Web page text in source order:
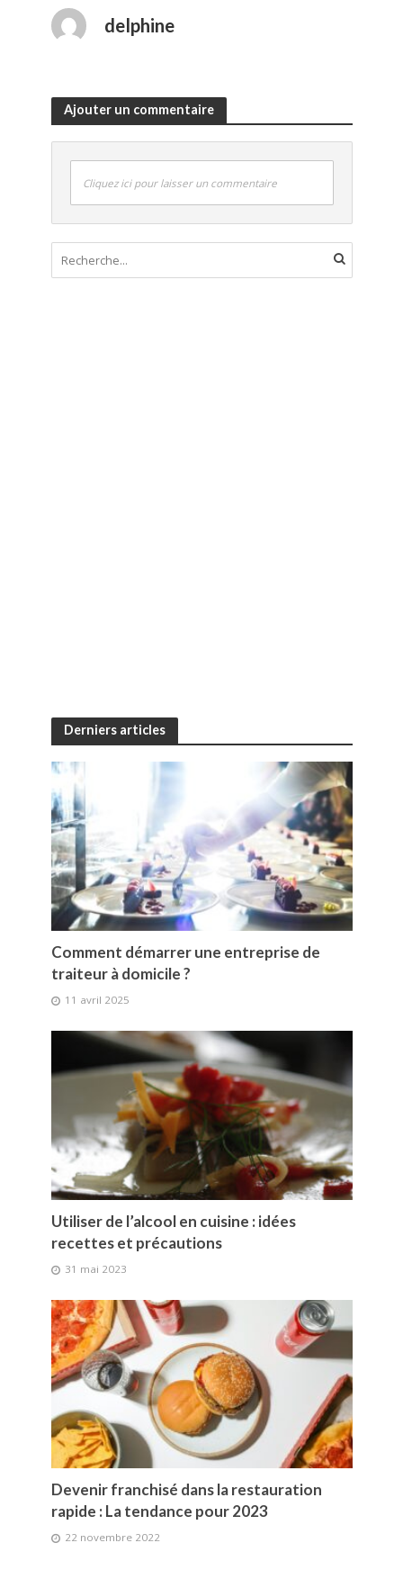
delphine
Ajouter un commentaire
Cliquez ici pour laisser un commentaire
Derniers articles
Comment démarrer une entreprise de
traiteur à domicile ?
11 avril 2025
Utiliser de l’alcool en cuisine : idées
recettes et précautions
31 mai 2023
Devenir franchisé dans la restauration
rapide : La tendance pour 2023
22 novembre 2022